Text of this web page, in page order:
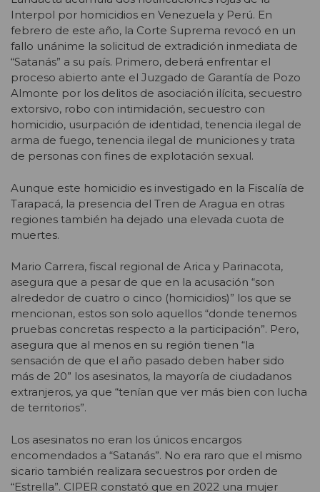
Interpol por homicidios en Venezuela y Perú. En
febrero de este año, la Corte Suprema revocó en un
fallo unánime la solicitud de extradición inmediata de
“Satanás” a su país. Primero, deberá enfrentar el
proceso abierto ante el Juzgado de Garantía de Pozo
Almonte por los delitos de asociación ilícita, secuestro
extorsivo, robo con intimidación, secuestro con
homicidio, usurpación de identidad, tenencia ilegal de
arma de fuego, tenencia ilegal de municiones y trata
de personas con fines de explotación sexual.
Aunque este homicidio es investigado en la Fiscalía de
Tarapacá, la presencia del Tren de Aragua en otras
regiones también ha dejado una elevada cuota de
muertes.
Mario Carrera, fiscal regional de Arica y Parinacota,
asegura que a pesar de que en la acusación “son
alrededor de cuatro o cinco (homicidios)” los que se
mencionan, estos son solo aquellos “donde tenemos
pruebas concretas respecto a la participación”. Pero,
asegura que al menos en su región tienen “la
sensación de que el año pasado deben haber sido
más de 20” los asesinatos, la mayoría de ciudadanos
extranjeros, ya que “tenían que ver más bien con lucha
de territorios”.
Los asesinatos no eran los únicos encargos
encomendados a “Satanás”. No era raro que el mismo
sicario también realizara secuestros por orden de
“Estrella”. CIPER constató que en 2022 una mujer